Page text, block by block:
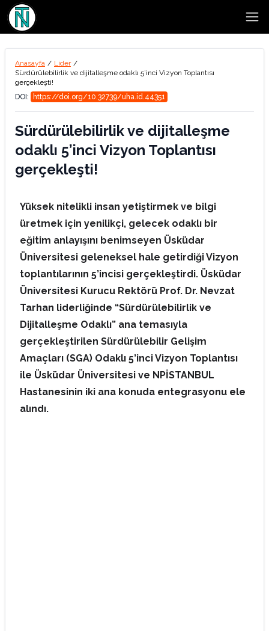
Anasayfa / Lider /
Sürdürülebilirlik ve dijitalleşme odaklı 5’inci Vizyon Toplantısı
gerçekleşti!
DOI:
https://doi.org/10.32739/uha.id.44351
Sürdürülebilirlik ve dijitalleşme
odaklı 5’inci Vizyon Toplantısı
gerçekleşti!
Yüksek nitelikli insan yetiştirmek ve bilgi
üretmek için yenilikçi, gelecek odaklı bir
eğitim anlayışını benimseyen Üsküdar
Üniversitesi geleneksel hale getirdiği Vizyon
toplantılarının 5’incisi gerçekleştirdi. Üsküdar
Üniversitesi Kurucu Rektörü Prof. Dr. Nevzat
Tarhan liderliğinde “Sürdürülebilirlik ve
Dijitalleşme Odaklı” ana temasıyla
gerçekleştirilen Sürdürülebilir Gelişim
Amaçları (SGA) Odaklı 5’inci Vizyon Toplantısı
ile Üsküdar Üniversitesi ve NPİSTANBUL
Hastanesinin iki ana konuda entegrasyonu ele
alındı.